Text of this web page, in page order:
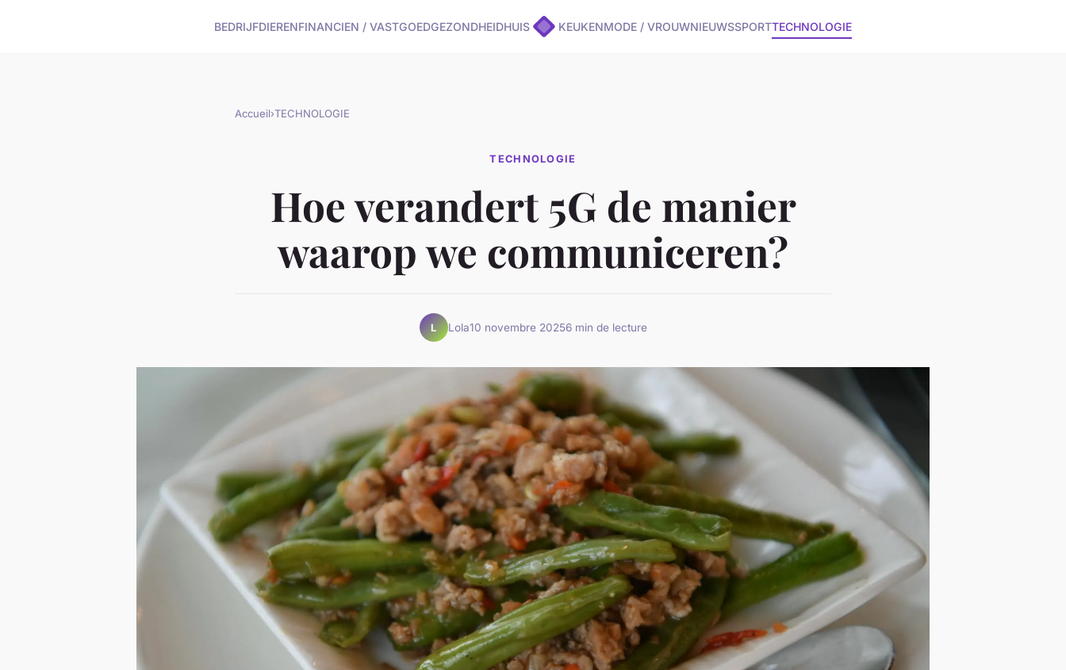
BEDRIJFDIERENFINANCIEN / VASTGOEDGEZONDHEIDHUIS KEUKENMODE / VROUWNIEUWSSPORTTECHNOLOGIE
Accueil›TECHNOLOGIE
TECHNOLOGIE
Hoe verandert 5G de manier
waarop we communiceren?
L Lola10 novembre 20256 min de lecture